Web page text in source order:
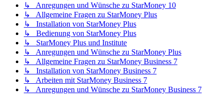
↳ Anregungen und Wünsche zu StarMoney 10
↳ Allgemeine Fragen zu StarMoney Plus
↳ Installation von StarMoney Plus
↳ Bedienung von StarMoney Plus
↳ StarMoney Plus und Institute
↳ Anregungen und Wünsche zu StarMoney Plus
↳ Allgemeine Fragen zu StarMoney Business 7
↳ Installation von StarMoney Business 7
↳ Arbeiten mit StarMoney Business 7
↳ Anregungen und Wünsche zu StarMoney Business 7